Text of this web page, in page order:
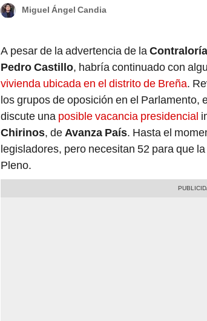
Miguel Ángel Candia
A pesar de la advertencia de laContraloría
Pedro Castillo, habría continuado con
vivienda ubicada en el distrito de Breña.
los grupos de oposición en el Parlamento,
discute una posible vacancia presidencial
Chirinos, deAvanza País. Hasta el
legisladores, pero necesitan 52 para que
Pleno.